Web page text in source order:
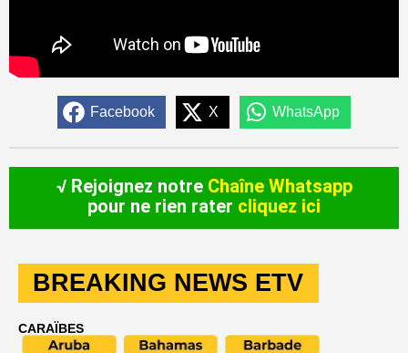
Facebook X WhatsApp
√ Rejoignez notre Chaîne Whatsapp
pour ne rien rater cliquez ici
BREAKING NEWS ETV
CARAÏBES